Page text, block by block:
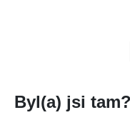
Byl(a) jsi